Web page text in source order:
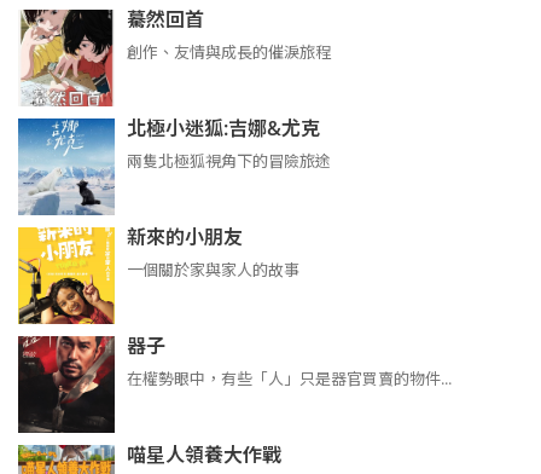
驀然回首
創作、友情與成長的催淚旅程
北極小迷狐:吉娜&尤克
兩隻北極狐視角下的冒險旅途
新來的小朋友
一個關於家與家人的故事
器子
在權勢眼中，有些「人」只是器官買賣的物件...
喵星人領養大作戰